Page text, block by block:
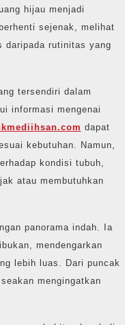
hijau menjadi
sejenak, melihat
daripada rutinitas yang
tersendiri dalam
informasi mengenai
dapat
kebutuhan. Namun,
kondisi tubuh,
atau membutuhkan
panorama indah. Ia
mendengarkan
lebih luas. Dari puncak
mengingatkan